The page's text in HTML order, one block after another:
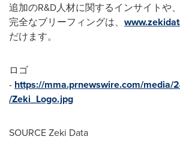
追加のR&D人材に関するインサイトや
完全なブリーフィングは、
だけます。
ロゴ
- https://mma.prnewswire.com/
/Zeki_Logo.jpg
SOURCE Zeki Data